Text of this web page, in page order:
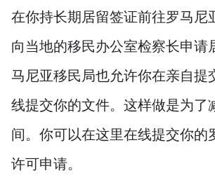
在你持长期居留签证前往罗马尼
向当地的移民办公室检察长申请
马尼亚移民局也允许你在亲自提
线提交你的文件。这样做是为了
间。你可以在这里在线提交你的
许可申请。